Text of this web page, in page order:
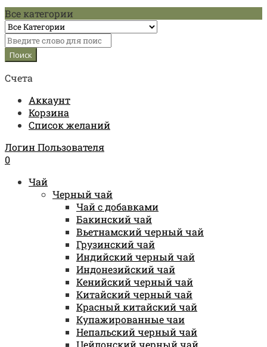
Все категории
Счета
Аккаунт
Корзина
Список желаний
Логин Пользователя
0
Чай
Черный чай
Чай с добавками
Бакинский чай
Вьетнамский черный чай
Грузинский чай
Индийский черный чай
Индонезийский чай
Кенийский черный чай
Китайский черный чай
Красный китайский чай
Купажированные чаи
Непальский черный чай
Цейлонский черный чай